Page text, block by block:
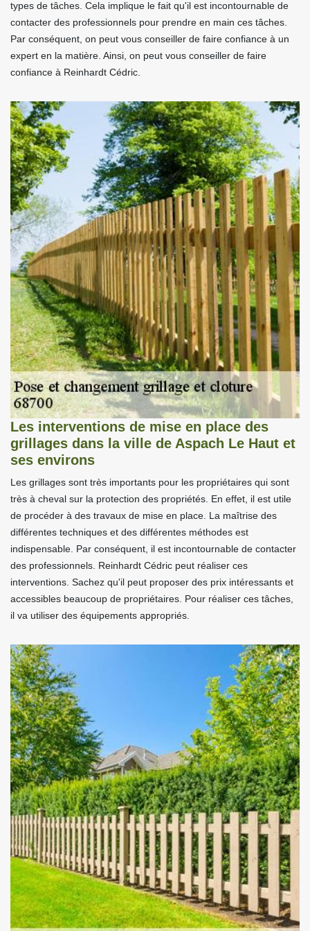
types de tâches. Cela implique le fait qu'il est incontournable de
contacter des professionnels pour prendre en main ces tâches.
Par conséquent, on peut vous conseiller de faire confiance à un
expert en la matière. Ainsi, on peut vous conseiller de faire
confiance à Reinhardt Cédric.
Les interventions de mise en place des
grillages dans la ville de Aspach Le Haut et
ses environs
Les grillages sont très importants pour les propriétaires qui sont
très à cheval sur la protection des propriétés. En effet, il est utile
de procéder à des travaux de mise en place. La maîtrise des
différentes techniques et des différentes méthodes est
indispensable. Par conséquent, il est incontournable de contacter
des professionnels. Reinhardt Cédric peut réaliser ces
interventions. Sachez qu'il peut proposer des prix intéressants et
accessibles beaucoup de propriétaires. Pour réaliser ces tâches,
il va utiliser des équipements appropriés.